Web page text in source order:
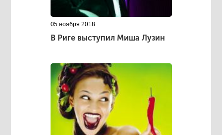
05 ноября 2018
В Риге выступил Миша Лузин